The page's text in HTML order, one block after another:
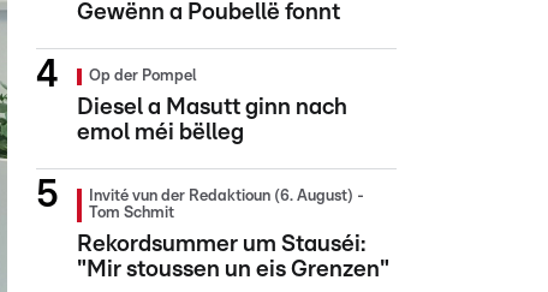
Gewënn a Poubellë fonnt
Op der Pompel
Diesel a Masutt ginn nach
emol méi bëlleg
Invité vun der Redaktioun (6. August) -
Tom Schmit
Rekordsummer um Stauséi:
"Mir stoussen un eis Grenzen"